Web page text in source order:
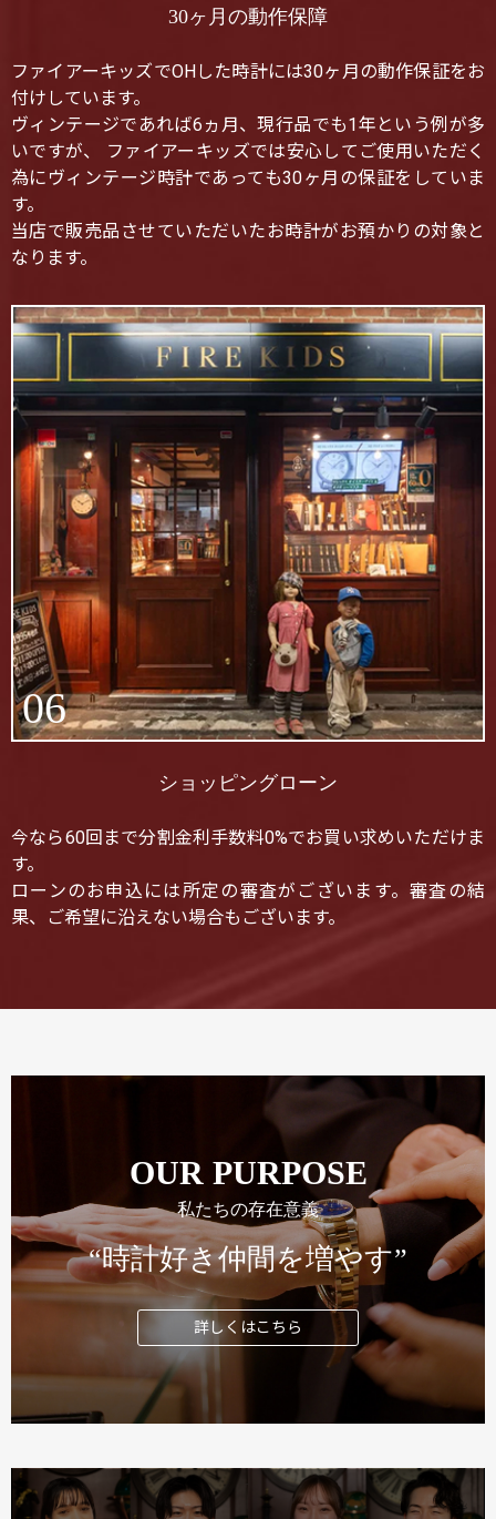
30ヶ月の動作保障
ファイアーキッズでOHした時計には30ヶ月の動作保証をお
付けしています。
ヴィンテージであれば6ヵ月、現行品でも1年という例が多
いですが、 ファイアーキッズでは安心してご使用いただく
為にヴィンテージ時計であっても30ヶ月の保証をしていま
す。
当店で販売品させていただいたお時計がお預かりの対象と
なります。
06
ショッピングローン
今なら60回まで分割金利手数料0%でお買い求めいただけま
す。
ローンのお申込には所定の審査がございます。審査の結
果、ご希望に沿えない場合もございます。
OUR PURPOSE
私たちの存在意義
“時計好き仲間を増やす”
詳しくはこちら